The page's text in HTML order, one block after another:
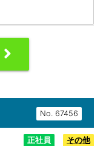
No.
正社員 その他